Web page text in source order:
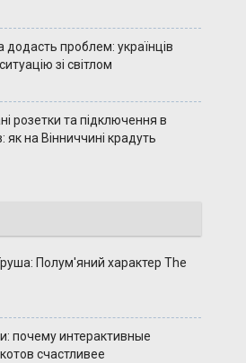
проблем: українців
зі світлом
розетки та підключення в
як на Вінниччині крадуть
Полум'яний характер The
почему интерактивные
счастливее